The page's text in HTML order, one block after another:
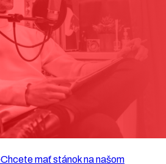
Chcete mať stánok na našom